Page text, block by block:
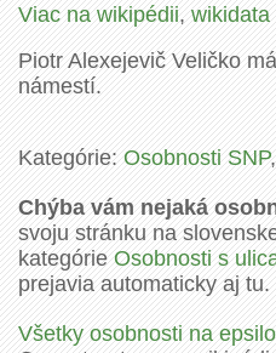
Viac na wikipédii,wikidata
Piotr Alexejevič Veličko
námestí.
Kategórie:Osobnosti SNP
Chýba vám nejaká
svoju stránku na
kategórieOsobnosti s
prejavia automaticky aj tu.
Všetky osobnosti na